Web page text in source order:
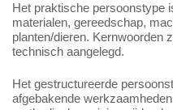
Het praktische persoonstype
materialen, gereedschap,
planten/dieren. Kernwoorden
technisch aangelegd.
Het gestructureerde
afgebakende